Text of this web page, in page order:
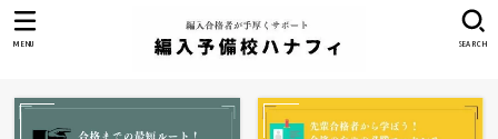
SEARCH
MENU